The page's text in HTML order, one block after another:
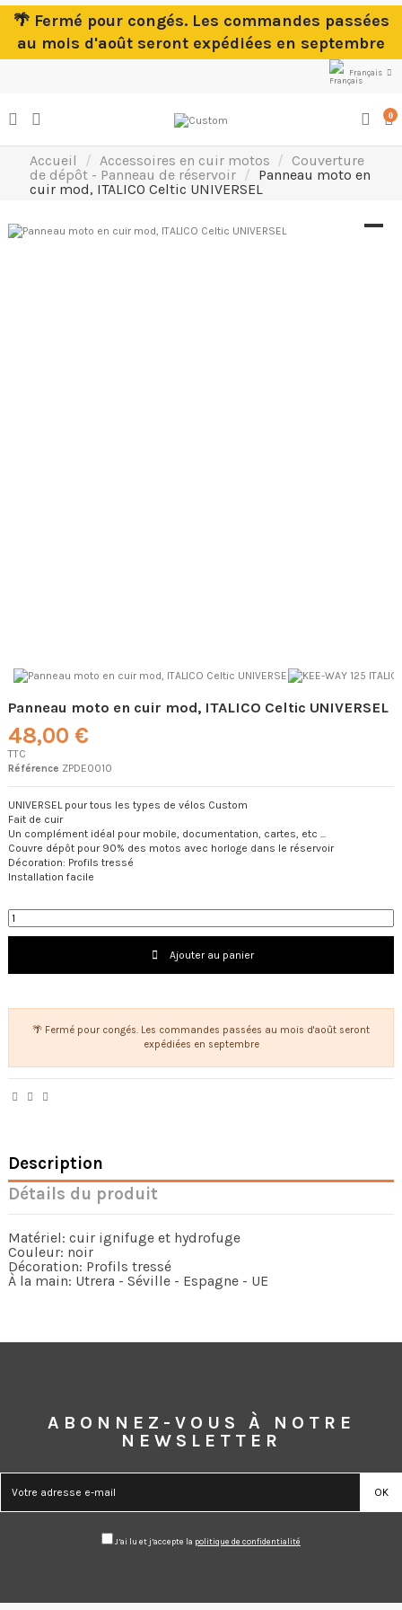
🌴 Fermé pour congés. Les commandes passées
au mois d'août seront expédiées en septembre
Français
0
Accueil Accessoires en cuir motos
Couverture
de dépôt - Panneau de réservoir
Panneau moto en
cuir mod, ITALICO Celtic UNIVERSEL
Panneau moto en cuir mod, ITALICO Celtic UNIVERSEL
48,00 €
TTC
Référence ZPDE0010
UNIVERSEL pour tous les types de vélos Custom
Fait de cuir
Un complément idéal pour mobile, documentation, cartes, etc ...
Couvre dépôt pour 90% des motos avec horloge dans le réservoir
Décoration: Profils tressé
Installation facile
Ajouter au panier
🌴 Fermé pour congés. Les commandes passées au mois d'août seront
expédiées en septembre
Description
Détails du produit
Matériel: cuir ignifuge et hydrofuge
Couleur: noir
Décoration: Profils tressé
À la main: Utrera - Séville - Espagne - UE
ABONNEZ-VOUS À NOTRE
NEWSLETTER
J’ai lu et j’accepte la politique de confidentialité